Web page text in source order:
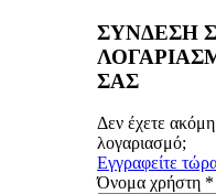
ΣΥΝΔΕΣΗ
ΣΑΣ
Δεν έχετε ακόμη
λογαριασμό;
Εγγραφείτε
Όνομα χρήστη *